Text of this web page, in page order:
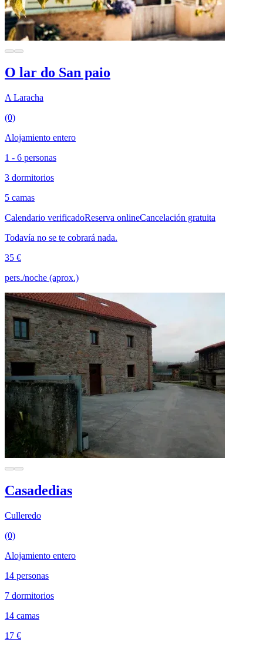
O lar do San paio
A Laracha
(0)
Alojamiento entero
1 - 6 personas
3 dormitorios
5 camas
Calendario verificadoReserva onlineCancelación gratuita
Todavía no se te cobrará nada.
35 €
pers./noche (aprox.)
Casadedias
Culleredo
(0)
Alojamiento entero
14 personas
7 dormitorios
14 camas
17 €